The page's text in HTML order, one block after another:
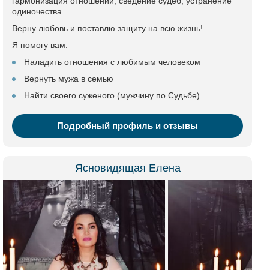
одиночества.
Верну любовь и поставлю защиту на всю жизнь!
Я помогу вам:
Наладить отношения с любимым человеком
Вернуть мужа в семью
Найти своего суженого (мужчину по Судьбе)
Подробный профиль и отзывы
Ясновидящая Елена